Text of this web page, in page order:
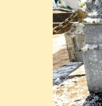
dont il
choisit
Harry